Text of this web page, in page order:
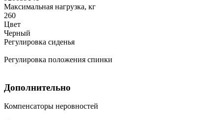
Максимальная нагрузка, кг
260
Цвет
Черный
Регулировка сиденья
Регулировка положения спинки
Дополнительно
Компенсаторы неровностей